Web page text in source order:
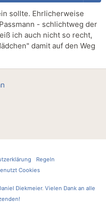
sollte. Ehrlicherweise
- schlichtweg der
ich auch nicht so recht,
damit auf den Weg
Regeln
Cookies
Diekmeier. Vielen Dank an alle